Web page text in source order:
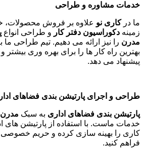
خدمات مشاوره و طراحی
ما درکاری نو علاوه بر فروش محصولات،
زمینه دکوراسیون دفتر کار و طراحی انواع
مدرن را نیز ارائه می دهیم. تیم طراحی
بهترین راه کار ها را برای بهره وری بیشتر
پیشنهاد می دهد.
طراحی و اجرای پارتیشن بندی فضاهای
پارتیشن بندی فضاهای اداری به سبک
خدمات ماست. با استفاده از پارتیشن های
کاری را بهینه سازی کرده و حریم خصوصی
فراهم کنید.